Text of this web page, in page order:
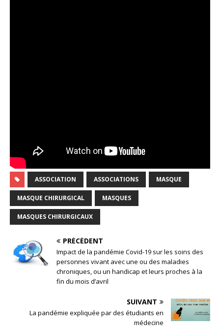
ASSOCIATION ASSOCIATIONS MASQUE
MASQUE CHIRURGICAL MASQUES
MASQUES CHIRURGICAUX
PRÉCÉDENT
Impact de la pandémie Covid-19 sur les soins des
personnes vivant avec une ou des maladies
chroniques, ou un handicap et leurs proches à la
fin du mois d’avril
SUIVANT
La pandémie expliquée par des étudiants en
médecine